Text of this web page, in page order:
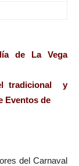
de La Vega
tradicional y
Eventos de
del Carnaval